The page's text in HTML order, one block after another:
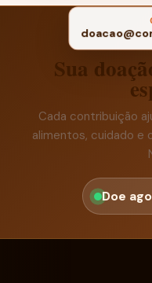
Sua
Cada contribuição
alimentos, cuidado e
Doe